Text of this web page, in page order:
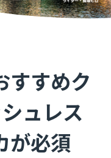
すすめク
ュレス
が必須